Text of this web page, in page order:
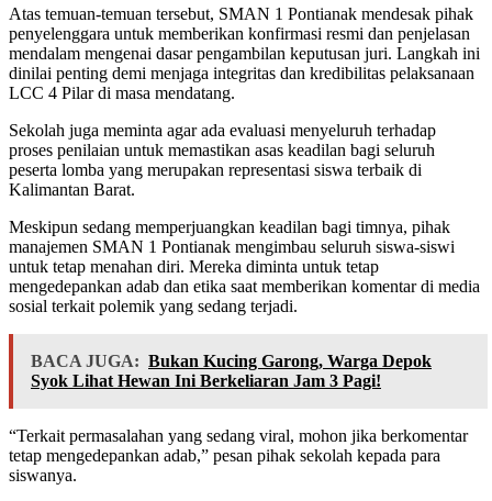
Atas temuan-temuan tersebut, SMAN 1 Pontianak mendesak pihak
penyelenggara untuk memberikan konfirmasi resmi dan penjelasan
mendalam mengenai dasar pengambilan keputusan juri. Langkah ini
dinilai penting demi menjaga integritas dan kredibilitas pelaksanaan
LCC 4 Pilar di masa mendatang.
Sekolah juga meminta agar ada evaluasi menyeluruh terhadap
proses penilaian untuk memastikan asas keadilan bagi seluruh
peserta lomba yang merupakan representasi siswa terbaik di
Kalimantan Barat.
Meskipun sedang memperjuangkan keadilan bagi timnya, pihak
manajemen SMAN 1 Pontianak mengimbau seluruh siswa-siswi
untuk tetap menahan diri. Mereka diminta untuk tetap
mengedepankan adab dan etika saat memberikan komentar di media
sosial terkait polemik yang sedang terjadi.
BACA JUGA: Bukan Kucing Garong, Warga Depok
Syok Lihat Hewan Ini Berkeliaran Jam 3 Pagi!
“Terkait permasalahan yang sedang viral, mohon jika berkomentar
tetap mengedepankan adab,” pesan pihak sekolah kepada para
siswanya.